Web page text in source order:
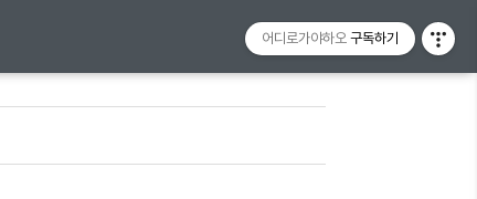
어디로가야하오 구독하기